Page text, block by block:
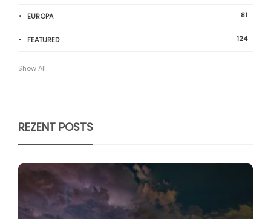
EUROPA 81
FEATURED 124
Show All
REZENT POSTS